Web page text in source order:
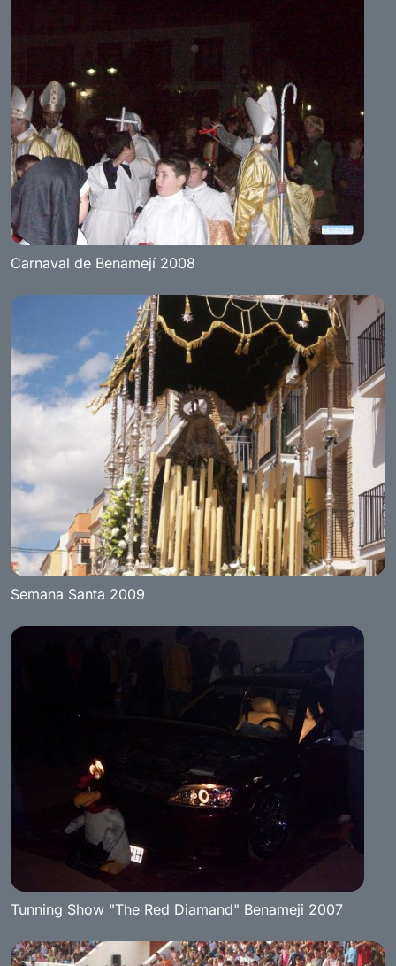
Carnaval de Benamejí 2008
Semana Santa 2009
Tunning Show "The Red Diamand" Benameji 2007